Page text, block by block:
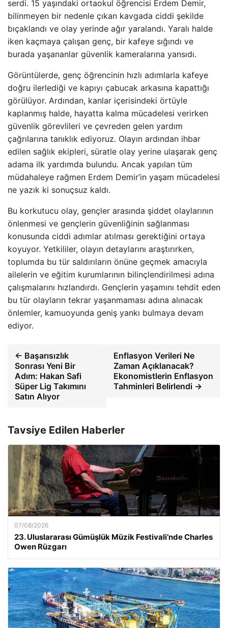
serdi. 15 yaşındaki ortaokul öğrencisi Erdem Demir,
bilinmeyen bir nedenle çıkan kavgada ciddi şekilde
bıçaklandı ve olay yerinde ağır yaralandı. Yaralı halde
iken kaçmaya çalışan genç, bir kafeye sığındı ve
burada yaşananlar güvenlik kameralarına yansıdı.
Görüntülerde, genç öğrencinin hızlı adımlarla kafeye
doğru ilerlediği ve kapıyı çabucak arkasına kapattığı
görülüyor. Ardından, kanlar içerisindeki örtüyle
kaplanmış halde, hayatta kalma mücadelesi verirken
güvenlik görevlileri ve çevreden gelen yardım
çağrılarına tanıklık ediyoruz. Olayın ardından ihbar
edilen sağlık ekipleri, süratle olay yerine ulaşarak genç
adama ilk yardımda bulundu. Ancak yapılan tüm
müdahaleye rağmen Erdem Demir’in yaşam mücadelesi
ne yazık ki sonuçsuz kaldı.
Bu korkutucu olay, gençler arasında şiddet olaylarının
önlenmesi ve gençlerin güvenliğinin sağlanması
konusunda ciddi adımlar atılması gerektiğini ortaya
koyuyor. Yetkililer, olayın detaylarını araştırırken,
toplumda bu tür saldırıların önüne geçmek amacıyla
ailelerin ve eğitim kurumlarının bilinçlendirilmesi adına
çalışmalarını hızlandırdı. Gençlerin yaşamını tehdit eden
bu tür olayların tekrar yaşanmaması adına alınacak
önlemler, kamuoyunda geniş yankı bulmaya devam
ediyor.
← Başarısızlık
Sonrası Yeni Bir
Adım: Hakan Safi
Süper Lig Takımını
Satın Alıyor
Enflasyon Verileri Ne
Zaman Açıklanacak?
Ekonomistlerin Enflasyon
Tahminleri Belirlendi →
Tavsiye Edilen Haberler
07/08/2026
23. Uluslararası Gümüşlük Müzik Festivali’nde Charles
Owen Rüzgarı